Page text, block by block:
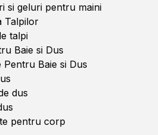
si geluri pentru maini
Talpilor
talpi
Baie si Dus
Pentru Baie si Dus
dus
pentru corp